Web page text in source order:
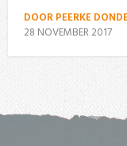
DOOR PEERKE
28 NOVEMBER 2017